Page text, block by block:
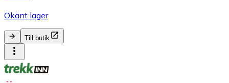
Okänt lager
Till butik